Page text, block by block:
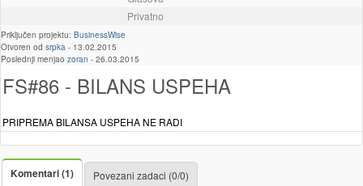
Privatno
Priključen projektu: BusinessWise
Otvoren od srpka - 13.02.2015
Poslednji menjao zoran - 26.03.2015
FS#86 - BILANS USPEHA
PRIPREMA BILANSA USPEHA NE RADI
Komentari (1)
Povezani zadaci (0/0)